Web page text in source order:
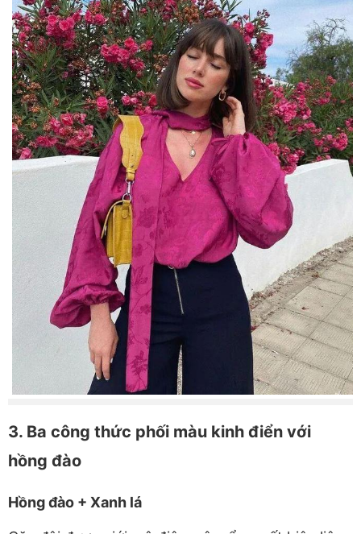
3. Ba công thức phối màu kinh điển với
hồng đào
Hồng đào + Xanh lá